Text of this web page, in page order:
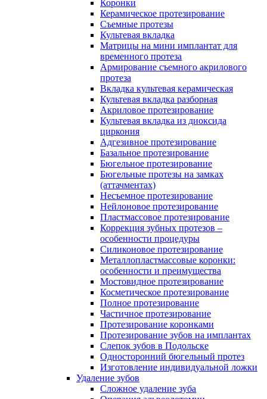
Коронки
Керамическое протезирование
Съемные протезы
Культевая вкладка
Матрицы на мини имплантат для
временного протеза
Армирование съемного акрилового
протеза
Вкладка культевая керамическая
Культевая вкладка разборная
Акриловое протезирование
Культевая вкладка из диоксида
циркония
Адгезивное протезирование
Базальное протезирование
Бюгельное протезирование
Бюгельные протезы на замках
(аттачментах)
Несъемное протезирование
Нейлоновое протезирование
Пластмассовое протезирование
Коррекция зубных протезов –
особенности процедуры
Силиконовое протезирование
Металлопластмассовые коронки:
особенности и преимущества
Мостовидное протезирование
Косметическое протезирование
Полное протезирование
Частичное протезирование
Протезирование коронками
Протезирование зубов на имплантах
Слепок зубов в Подольске
Односторонний бюгельный протез
Изготовление индивидуальной ложки
Удаление зубов
Сложное удаление зуба